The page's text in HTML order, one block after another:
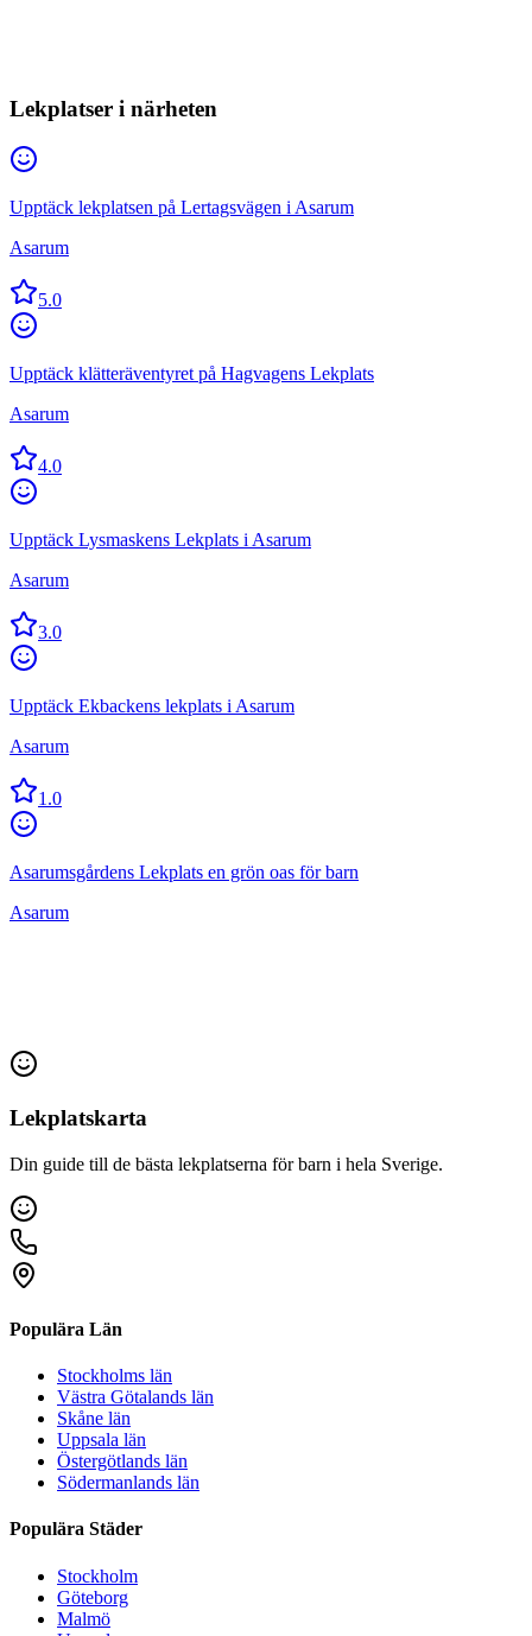
Lekplatser i närheten
Upptäck lekplatsen på Lertagsvägen i Asarum
Asarum
5.0
Upptäck klätteräventyret på Hagvagens Lekplats
Asarum
4.0
Upptäck Lysmaskens Lekplats i Asarum
Asarum
3.0
Upptäck Ekbackens lekplats i Asarum
Asarum
1.0
Asarumsgårdens Lekplats en grön oas för barn
Asarum
Lekplatskarta
Din guide till de bästa lekplatserna för barn i hela Sverige.
Populära Län
Stockholms län
Västra Götalands län
Skåne län
Uppsala län
Östergötlands län
Södermanlands län
Populära Städer
Stockholm
Göteborg
Malmö